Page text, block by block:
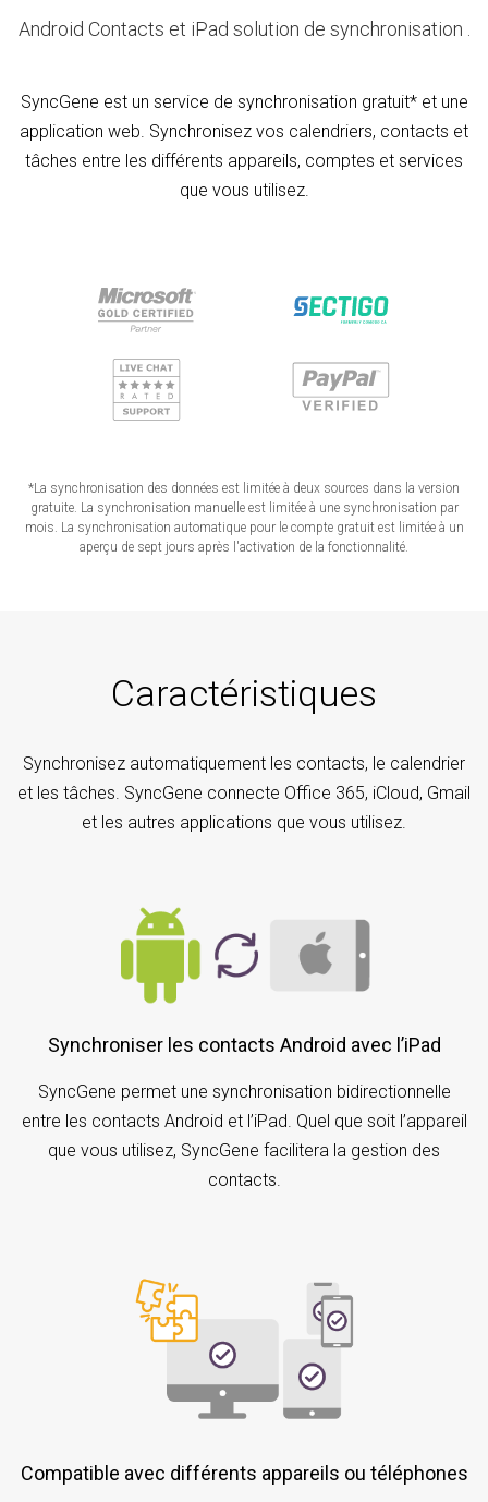
Android Contacts et iPad solution de synchronisation .
SyncGene est un service de synchronisation gratuit* et une
application web. Synchronisez vos calendriers, contacts et
tâches entre les différents appareils, comptes et services
que vous utilisez.
*La synchronisation des données est limitée à deux sources dans la version
gratuite. La synchronisation manuelle est limitée à une synchronisation par
mois. La synchronisation automatique pour le compte gratuit est limitée à un
aperçu de sept jours après l'activation de la fonctionnalité.
Caractéristiques
Synchronisez automatiquement les contacts, le calendrier
et les tâches. SyncGene connecte Office 365, iCloud, Gmail
et les autres applications que vous utilisez.
Synchroniser les contacts Android avec l’iPad
SyncGene permet une synchronisation bidirectionnelle
entre les contacts Android et l’iPad. Quel que soit l’appareil
que vous utilisez, SyncGene facilitera la gestion des
contacts.
Compatible avec différents appareils ou téléphones